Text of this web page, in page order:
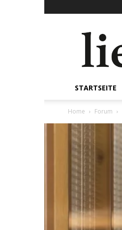
STARTSEITE
Home Forum